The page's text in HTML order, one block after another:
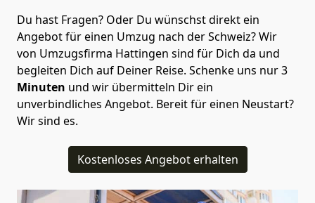
Du hast Fragen? Oder Du wünschst direkt ein
Angebot für einen Umzug nach der Schweiz? Wir
von Umzugsfirma Hattingen sind für Dich da und
begleiten Dich auf Deiner Reise. Schenke uns nur3
Minuten und wir übermitteln Dir ein
unverbindliches Angebot. Bereit für einen Neustart?
Wir sind es.
Kostenloses Angebot erhalten